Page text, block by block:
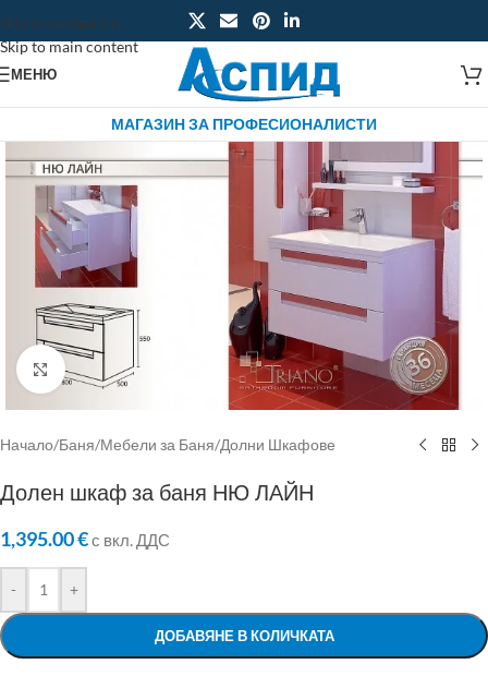
Skip to navigation
Skip to main content
МЕНЮ
МАГАЗИН ЗА ПРОФЕСИОНАЛИСТИ
Click to enlarge
Начало/Баня/Мебели за Баня/Долни Шкафове
Долен шкаф за баня НЮ ЛАЙН
1,395.00€с вкл. ДДС
- +
ДОБАВЯНЕ В КОЛИЧКАТА